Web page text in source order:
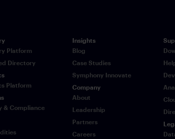
Platform
Directory
Platform
& Compliance
Insights
Blog
Case Studies
Symphony Innovate
Company
About
Leadership
Partners
Careers